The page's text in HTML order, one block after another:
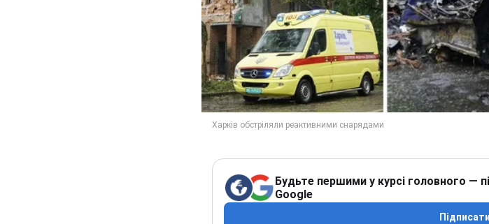
Будьте першими у курсі головного —
Google